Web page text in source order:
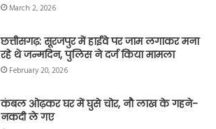
March 2, 2026
छत्तीसगढ़: सूरजपुर में हाईवे पर जाम लगाकर मना
रहे थे जन्मदिन, पुलिस ने दर्ज किया मामला
February 20, 2026
कंबल ओढ़कर घर में घुसे चोर, नौ लाख के गहने-
नकदी ले गए